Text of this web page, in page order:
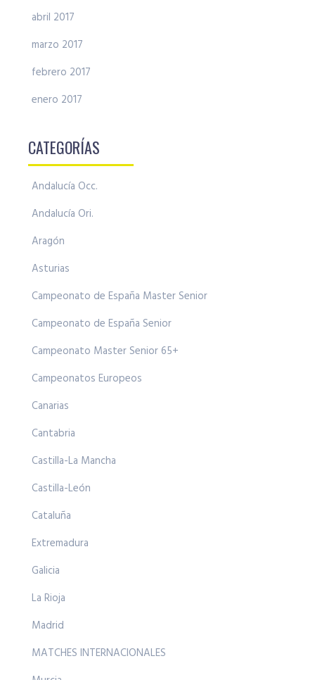
abril 2017
marzo 2017
febrero 2017
enero 2017
CATEGORÍAS
Andalucía Occ.
Andalucía Ori.
Aragón
Asturias
Campeonato de España Master Senior
Campeonato de España Senior
Campeonato Master Senior 65+
Campeonatos Europeos
Canarias
Cantabria
Castilla-La Mancha
Castilla-León
Cataluña
Extremadura
Galicia
La Rioja
Madrid
MATCHES INTERNACIONALES